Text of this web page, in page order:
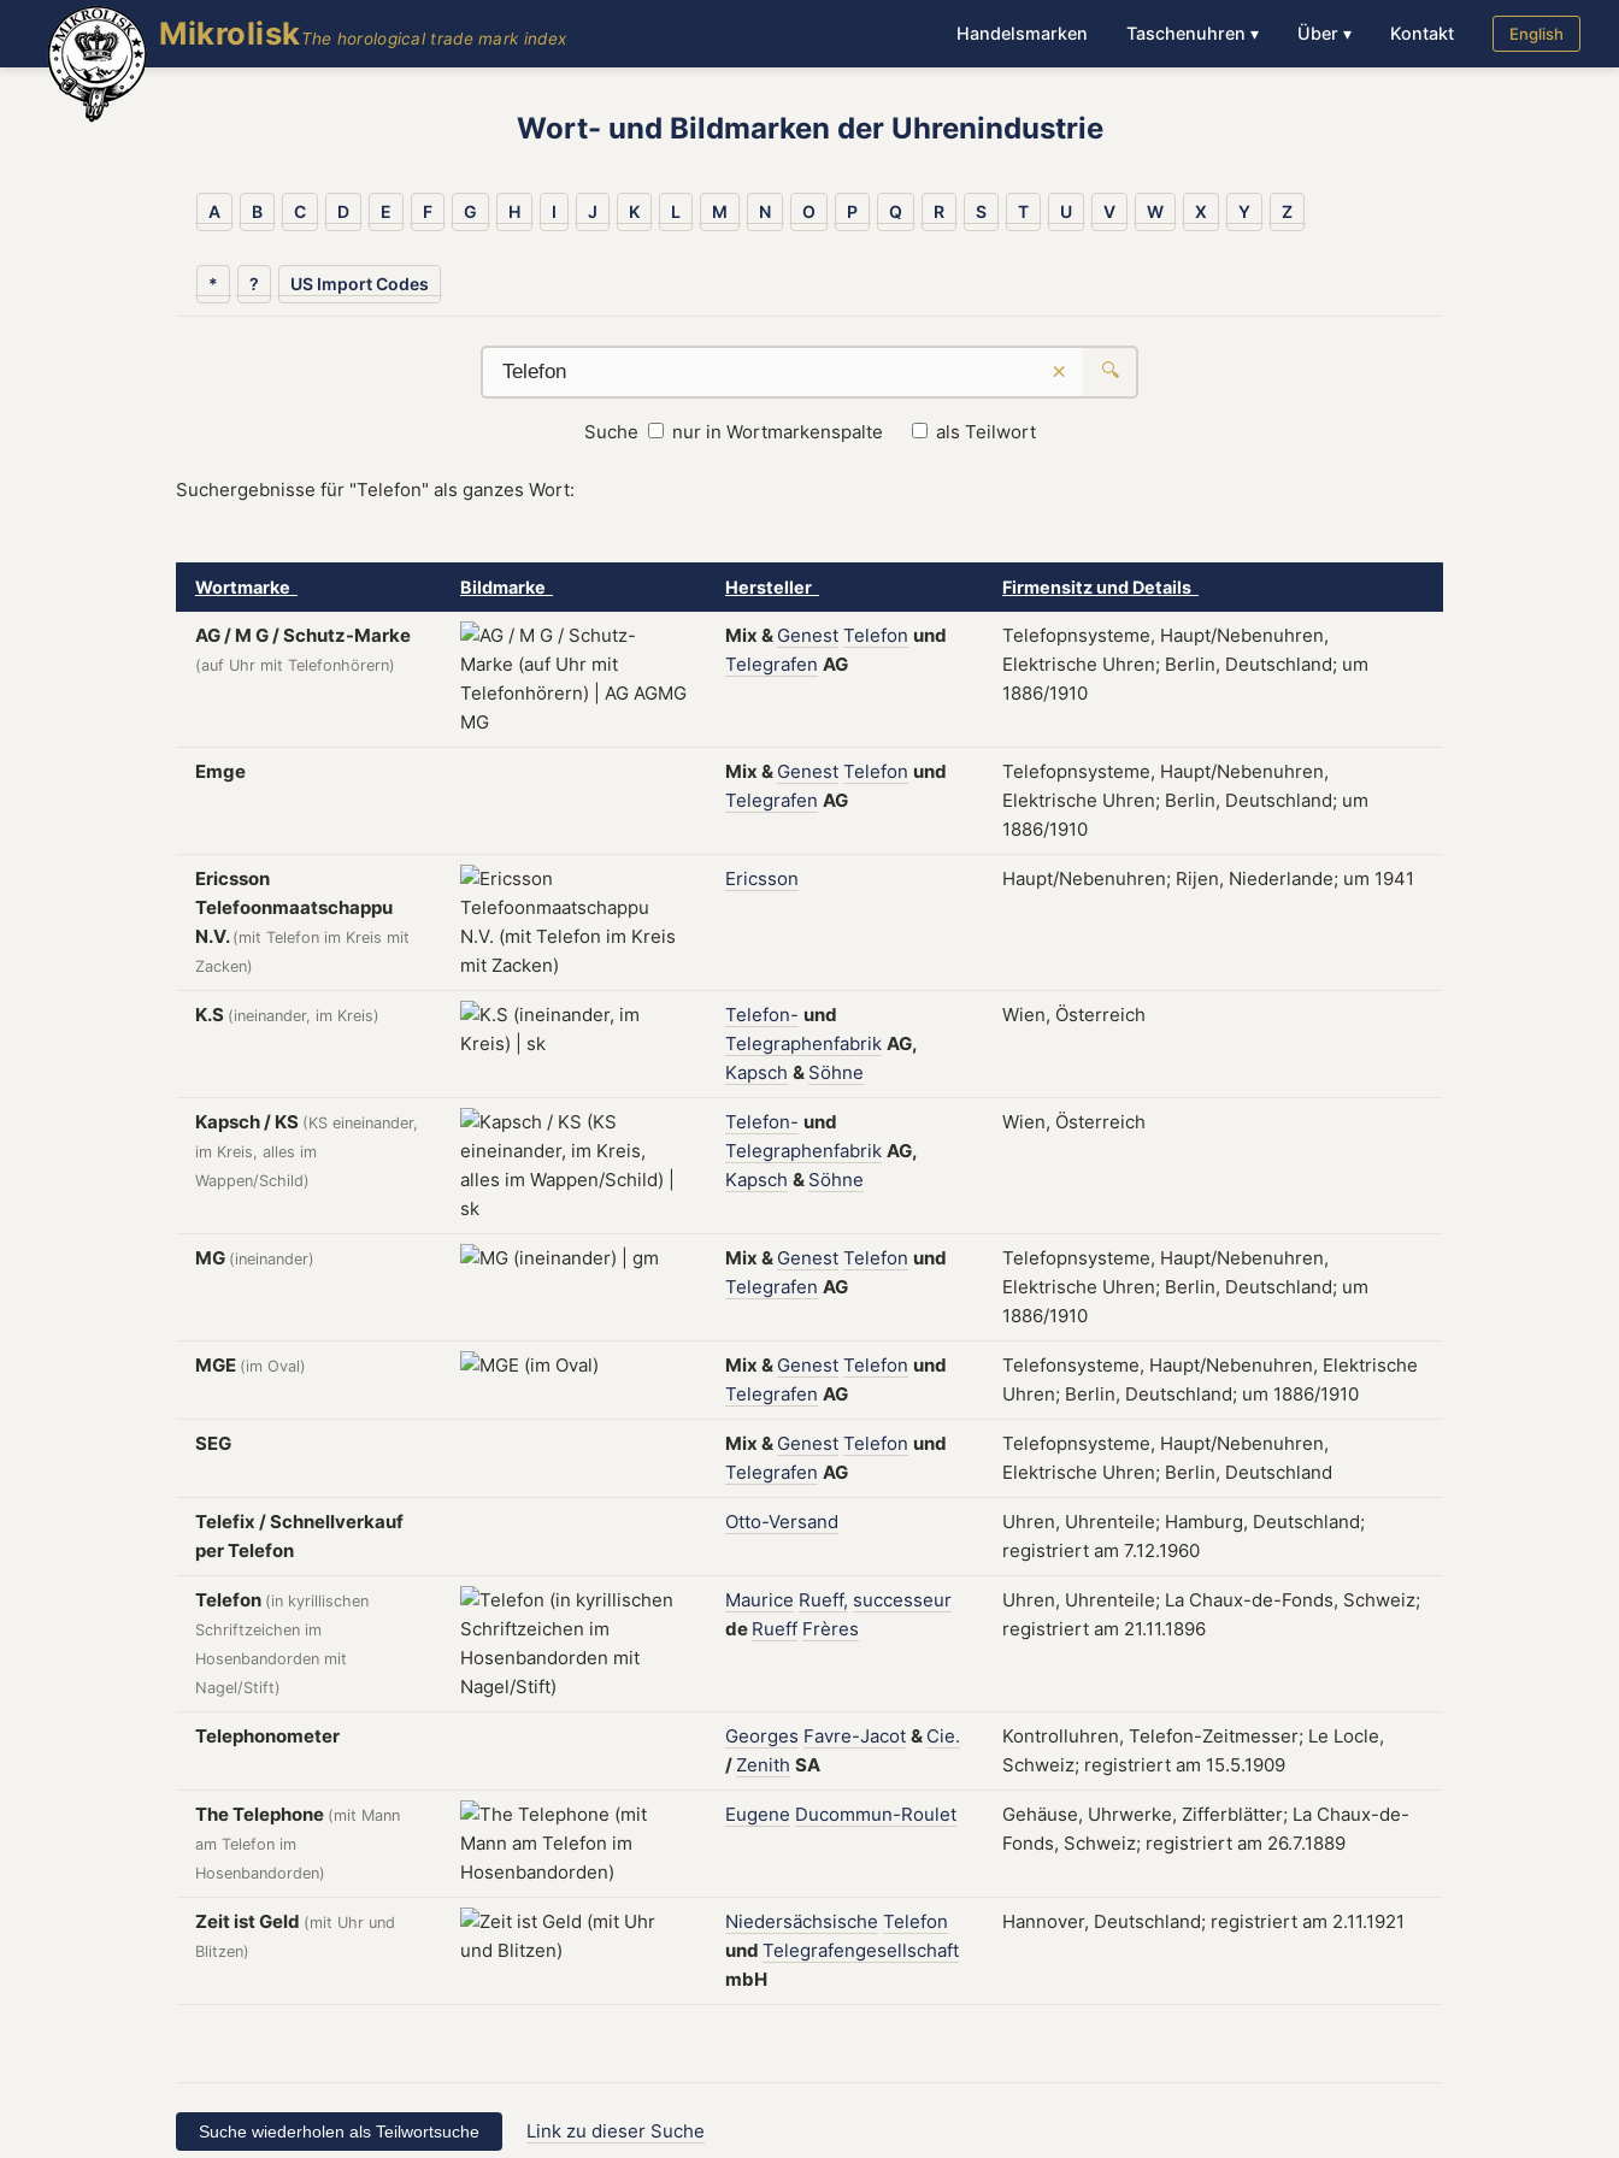
MikroliskThe horological trade mark index Handelsmarken Taschenuhren ▾ Über ▾ Kontakt English
Wort- und Bildmarken der Uhrenindustrie
A B C D E F G H I J K L M N O P Q R S T U V W X Y Z
* ? US Import Codes
× 🔍
Suche nur in Wortmarkenspalte als Teilwort
Suchergebnisse für "Telefon" als ganzes Wort:
Wortmarke Bildmarke Hersteller Firmensitz und Details
AG / M G / Schutz-Marke
(auf Uhr mit Telefonhörern)
Mix & Genest Telefon und
Telegrafen AG
Telefopnsysteme, Haupt/Nebenuhren,
Elektrische Uhren; Berlin, Deutschland; um
1886/1910
Emge Mix & Genest Telefon und
Telegrafen AG
Telefopnsysteme, Haupt/Nebenuhren,
Elektrische Uhren; Berlin, Deutschland; um
1886/1910
Ericsson
Telefoonmaatschappu
N.V. (mit Telefon im Kreis mit
Zacken)
Ericsson Haupt/Nebenuhren; Rijen, Niederlande; um 1941
K.S (ineinander, im Kreis) Telefon- und
Telegraphenfabrik AG,
Kapsch & Söhne
Wien, Österreich
Kapsch / KS (KS eineinander,
im Kreis, alles im
Wappen/Schild)
Telefon- und
Telegraphenfabrik AG,
Kapsch & Söhne
Wien, Österreich
MG (ineinander) Mix & Genest Telefon und
Telegrafen AG
Telefopnsysteme, Haupt/Nebenuhren,
Elektrische Uhren; Berlin, Deutschland; um
1886/1910
MGE (im Oval) Mix & Genest Telefon und
Telegrafen AG
Telefonsysteme, Haupt/Nebenuhren, Elektrische
Uhren; Berlin, Deutschland; um 1886/1910
SEG Mix & Genest Telefon und
Telegrafen AG
Telefopnsysteme, Haupt/Nebenuhren,
Elektrische Uhren; Berlin, Deutschland
Telefix / Schnellverkauf
per Telefon
Otto-Versand
Uhren, Uhrenteile; Hamburg, Deutschland;
registriert am 7.12.1960
Telefon (in kyrillischen
Schriftzeichen im
Hosenbandorden mit
Nagel/Stift)
Maurice Rueff, successeur
de Rueff Frères
Uhren, Uhrenteile; La Chaux-de-Fonds, Schweiz;
registriert am 21.11.1896
Telephonometer Georges Favre-Jacot & Cie.
/ Zenith SA
Kontrolluhren, Telefon-Zeitmesser; Le Locle,
Schweiz; registriert am 15.5.1909
The Telephone (mit Mann
am Telefon im
Hosenbandorden)
Eugene Ducommun-Roulet
Gehäuse, Uhrwerke, Zifferblätter; La Chaux-de-
Fonds, Schweiz; registriert am 26.7.1889
Zeit ist Geld (mit Uhr und
Blitzen)
Niedersächsische Telefon
und Telegrafengesellschaft
mbH
Hannover, Deutschland; registriert am 2.11.1921
Link zu dieser Suche